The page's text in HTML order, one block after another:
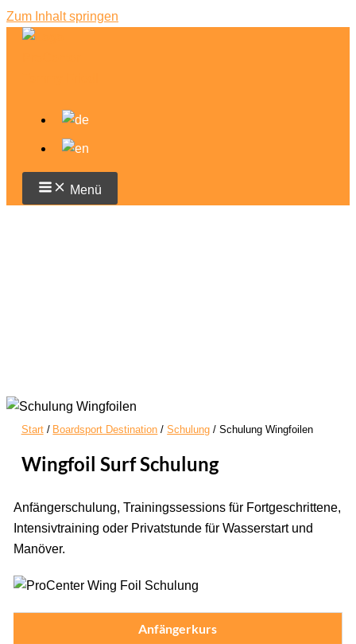
Zum Inhalt springen
Menü
Start Boardsport Destination Schulung Schulung Wingfoilen
Wingfoil Surf Schulung
Anfängerschulung, Trainingssessions für Fortgeschrittene,
Intensivtraining oder Privatstunde für Wasserstart und
Manöver.
Anfängerkurs